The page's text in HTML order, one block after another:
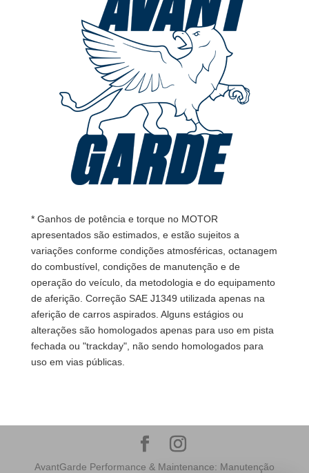
* Ganhos de potência e torque no MOTOR
apresentados são estimados, e estão sujeitos a
variações conforme condições atmosféricas, octanagem
do combustível, condições de manutenção e de
operação do veículo, da metodologia e do equipamento
de aferição. Correção SAE J1349 utilizada apenas na
aferição de carros aspirados. Alguns estágios ou
alterações são homologados apenas para uso em pista
fechada ou "trackday", não sendo homologados para
uso em vias públicas.
AvantGarde Performance & Maintenance: Manutenção